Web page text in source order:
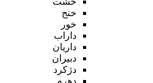
خنج
خور
داراب
داریان
دبیران
دژکرد
دهرم